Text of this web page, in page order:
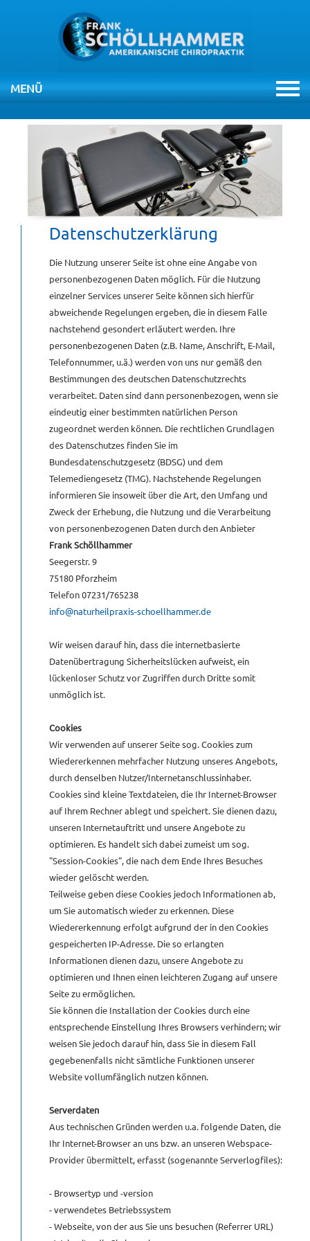
MENÜ
ÜBERSPRINGEN
HOME
PRAXIS
THERAPIEN
VIDEOS
GÄSTEBUCH
LINKS
Datenschutzerklärung
Die Nutzung unserer Seite ist ohne eine Angabe von
personenbezogenen Daten möglich. Für die Nutzung
einzelner Services unserer Seite können sich hierfür
abweichende Regelungen ergeben, die in diesem Falle
nachstehend gesondert erläutert werden. Ihre
personenbezogenen Daten (z.B. Name, Anschrift, E-Mail,
Telefonnummer, u.ä.) werden von uns nur gemäß den
Bestimmungen des deutschen Datenschutzrechts
verarbeitet. Daten sind dann personenbezogen, wenn sie
eindeutig einer bestimmten natürlichen Person
zugeordnet werden können. Die rechtlichen Grundlagen
des Datenschutzes finden Sie im
Bundesdatenschutzgesetz (BDSG) und dem
Telemediengesetz (TMG). Nachstehende Regelungen
informieren Sie insoweit über die Art, den Umfang und
Zweck der Erhebung, die Nutzung und die Verarbeitung
von personenbezogenen Daten durch den Anbieter
Frank Schöllhammer
Seegerstr. 9
75180 Pforzheim
Telefon 07231/765238
info@naturheilpraxis-schoellhammer.de
Wir weisen darauf hin, dass die internetbasierte
Datenübertragung Sicherheitslücken aufweist, ein
lückenloser Schutz vor Zugriffen durch Dritte somit
unmöglich ist.
Cookies
Wir verwenden auf unserer Seite sog. Cookies zum
Wiedererkennen mehrfacher Nutzung unseres Angebots,
durch denselben Nutzer/Internetanschlussinhaber.
Cookies sind kleine Textdateien, die Ihr Internet-Browser
auf Ihrem Rechner ablegt und speichert. Sie dienen dazu,
unseren Internetauftritt und unsere Angebote zu
optimieren. Es handelt sich dabei zumeist um sog.
"Session-Cookies", die nach dem Ende Ihres Besuches
wieder gelöscht werden.
Teilweise geben diese Cookies jedoch Informationen ab,
um Sie automatisch wieder zu erkennen. Diese
Wiedererkennung erfolgt aufgrund der in den Cookies
gespeicherten IP-Adresse. Die so erlangten
Informationen dienen dazu, unsere Angebote zu
optimieren und Ihnen einen leichteren Zugang auf unsere
Seite zu ermöglichen.
Sie können die Installation der Cookies durch eine
entsprechende Einstellung Ihres Browsers verhindern; wir
weisen Sie jedoch darauf hin, dass Sie in diesem Fall
gegebenenfalls nicht sämtliche Funktionen unserer
Website vollumfänglich nutzen können.
Serverdaten
Aus technischen Gründen werden u.a. folgende Daten, die
Ihr Internet-Browser an uns bzw. an unseren Webspace-
Provider übermittelt, erfasst (sogenannte Serverlogfiles):
- Browsertyp und -version
- verwendetes Betriebssystem
- Webseite, von der aus Sie uns besuchen (Referrer URL)